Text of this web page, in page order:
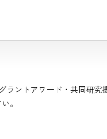
ラントアワード・共同研
。